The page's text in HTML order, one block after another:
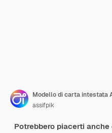
Modello di carta intestata
assifpik
Potrebbero piacerti